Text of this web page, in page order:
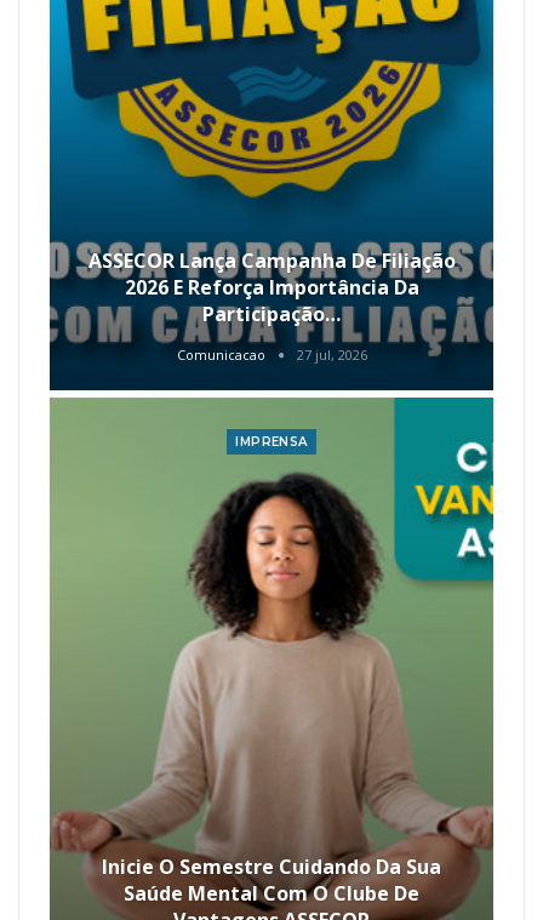
ASSECOR Lança Campanha De Filiação
2026 E Reforça Importância Da
Participação…
Comunicacao 27 jul, 2026
IMPRENSA
Inicie O Semestre Cuidando Da Sua
Saúde Mental Com O Clube De